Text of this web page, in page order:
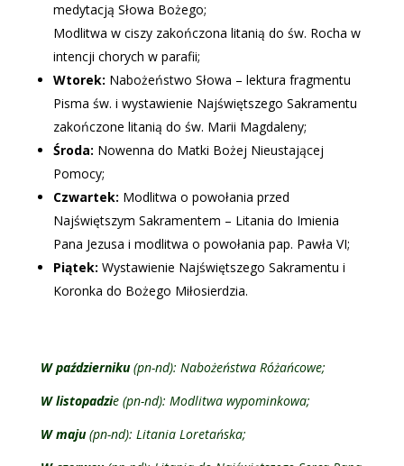
medytacją Słowa Bożego;
Modlitwa w ciszy zakończona litanią do św. Rocha w
intencji chorych w parafii;
Wtorek: Nabożeństwo Słowa – lektura fragmentu
Pisma św. i wystawienie Najświętszego Sakramentu
zakończone litanią do św. Marii Magdaleny;
Środa: Nowenna do Matki Bożej Nieustającej
Pomocy;
Czwartek: Modlitwa o powołania przed
Najświętszym Sakramentem – Litania do Imienia
Pana Jezusa i modlitwa o powołania pap. Pawła VI;
Piątek: Wystawienie Najświętszego Sakramentu i
Koronka do Bożego Miłosierdzia.
W październiku(pn-nd): Nabożeństwa Różańcowe;
W listopadzie (pn-nd): Modlitwa wypominkowa;
W maju(pn-nd): Litania Loretańska;